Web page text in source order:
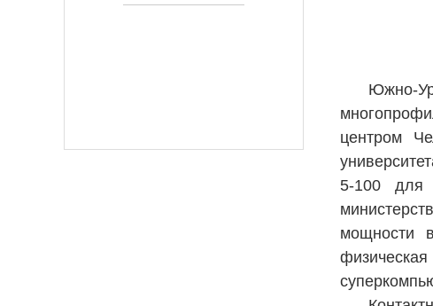
Южно-
центром
5-100 для
мощности